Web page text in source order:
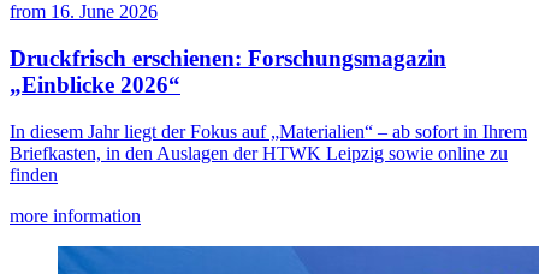
from 16. June 2026
Druckfrisch erschienen: Forschungsmagazin
„Einblicke 2026“
In diesem Jahr liegt der Fokus auf „Materialien“ – ab sofort in Ihrem
Briefkasten, in den Auslagen der HTWK Leipzig sowie online zu
finden
more information